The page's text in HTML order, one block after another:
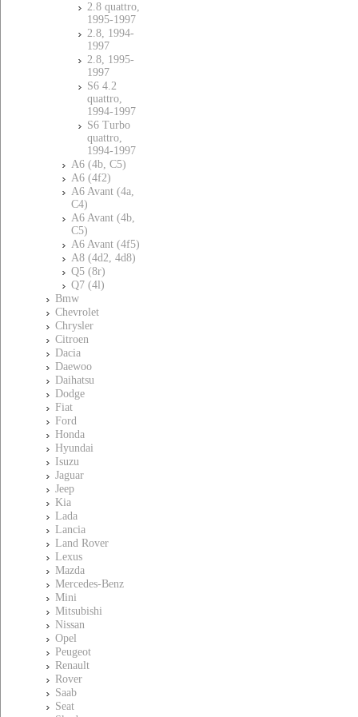
2.8 quattro,
1995-1997
2.8, 1994-
1997
2.8, 1995-
1997
S6 4.2
quattro,
1994-1997
S6 Turbo
quattro,
1994-1997
A6 (4b, C5)
A6 (4f2)
A6 Avant (4a,
C4)
A6 Avant (4b,
C5)
A6 Avant (4f5)
A8 (4d2, 4d8)
Q5 (8r)
Q7 (4l)
Bmw
Chevrolet
Chrysler
Citroen
Dacia
Daewoo
Daihatsu
Dodge
Fiat
Ford
Honda
Hyundai
Isuzu
Jaguar
Jeep
Kia
Lada
Lancia
Land Rover
Lexus
Mazda
Mercedes-Benz
Mini
Mitsubishi
Nissan
Opel
Peugeot
Renault
Rover
Saab
Seat